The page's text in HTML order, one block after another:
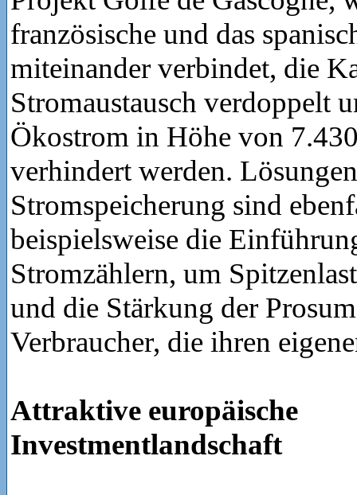
französische und das
miteinander verbindet, die
Stromaustausch verdoppelt
Ökostrom in Höhe von
verhindert werden.
Stromspeicherung sind
beispielsweise die
Stromzählern, um
und die Stärkung der
Verbraucher, die ihren
Attraktive europäische
Investmentlandschaft